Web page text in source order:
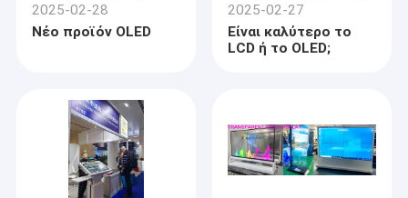
2025-02-28
Νέο προϊόν OLED
2025-02-27
Είναι καλύτερο το
LCD ή το OLED;